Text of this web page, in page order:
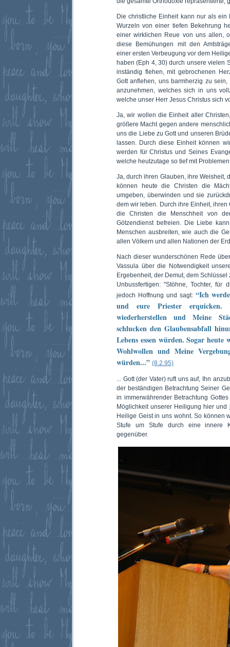
Die christliche Einheit kann nur als
Wurzeln von einer tiefen Bekehrung
einer wirklichen Reue von uns allen,
diese Bemühungen mit den
einer ersten Verbeugung vor dem
haben (Eph 4, 30) durch unsere vielen
inständig flehen, mit gebrochenen
Gott anflehen, uns barmherzig zu
anzunehmen, welches sich in uns
welche unser Herr Jesus Christus sich
Ja, wir wollen die Einheit aller
größere Macht gegen andere
uns die Liebe zu Gott und unseren
lassen. Durch diese Einheit können
werden für Christus und Seines
welche heutzutage so tief mit
Ja, durch ihren Glauben, ihre Weisheit,
können heute die Christen die
umgeben, überwinden und sie
dem wir leben. Durch ihre Einheit,
die Christen die Menschheit von
Götzendienst befreien. Die Liebe
Menschen ausbreiten, wie auch die
allen Völkern und allen Nationen der
Nach dieser wunderschönen Rede
Vassula über die Notwendigkeit
Ergebenheit, der Demut, dem
Unbussfertigen: "Stöhne, Tochter, für
jedoch Hoffnung und sagt: “Ich
und eure Priester
wiederherstellen und Meine
schlucken den Glaubensabfall
Lebens essen würden. Sogar
Wohlwollen und Meine
würden...” (8.2.95)
... Gott (der Vater) ruft uns auf, Ihn
der beständigen Betrachtung Seiner
in immerwährender Betrachtung
Möglichkeit unserer Heiligung hier
Heilige Geist in uns wohnt. So können
Stufe um Stufe durch eine innere
gegenüber.